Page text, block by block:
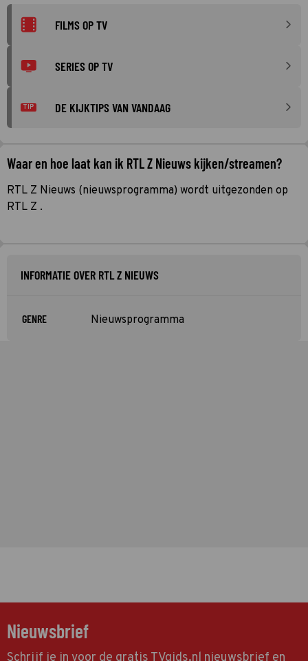
FILMS OP TV
SERIES OP TV
TIP DE KIJKTIPS VAN VANDAAG
Waar en hoe laat kan ik RTL Z Nieuws kijken/streamen?
RTL Z Nieuws (nieuwsprogramma) wordt uitgezonden op
RTL Z .
INFORMATIE OVER RTL Z NIEUWS
GENRE Nieuwsprogramma
Nieuwsbrief
Schrijf je in voor de gratis TVgids.nl nieuwsbrief en